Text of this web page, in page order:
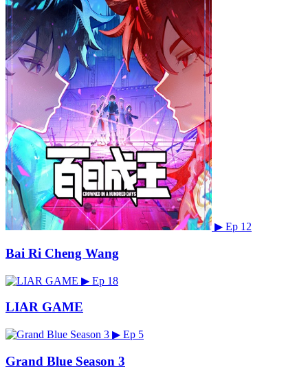
▶ Ep 12
Bai Ri Cheng Wang
▶ Ep 18
LIAR GAME
▶ Ep 5
Grand Blue Season 3